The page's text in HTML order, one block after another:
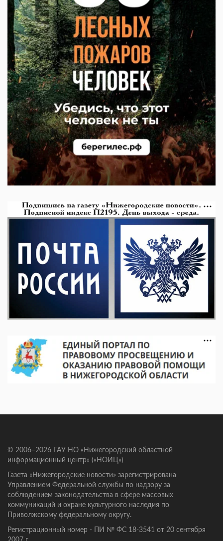
© 2006–2026 ГАУ НО «Нижегородский областной
информационный центр» («НОИЦ»)
Газета «Нижегородские новости» зарегистрирована
Управлением Федеральной службы по надзору за
соблюдением законодательства в сфере массовых
коммуникаций и охране культурного наследия по
Приволжскому федеральному округу.
Регистрационный номер - ПИ № ФС 18-3541 от 20 сентября